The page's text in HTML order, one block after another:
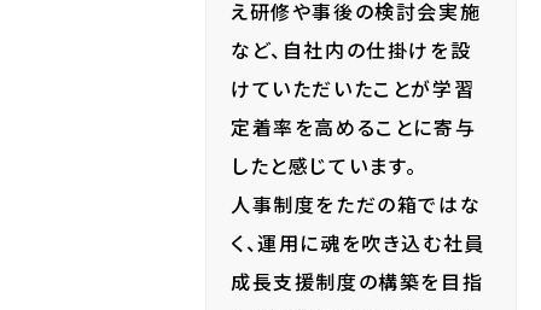
え研修や事後の検討会実施
など、自社内の仕掛けを設
けていただいたことが学習
定着率を高めることに寄与
したと感じています。
人事制度をただの箱ではな
く、運用に魂を吹き込む社員
成長支援制度の構築を目指